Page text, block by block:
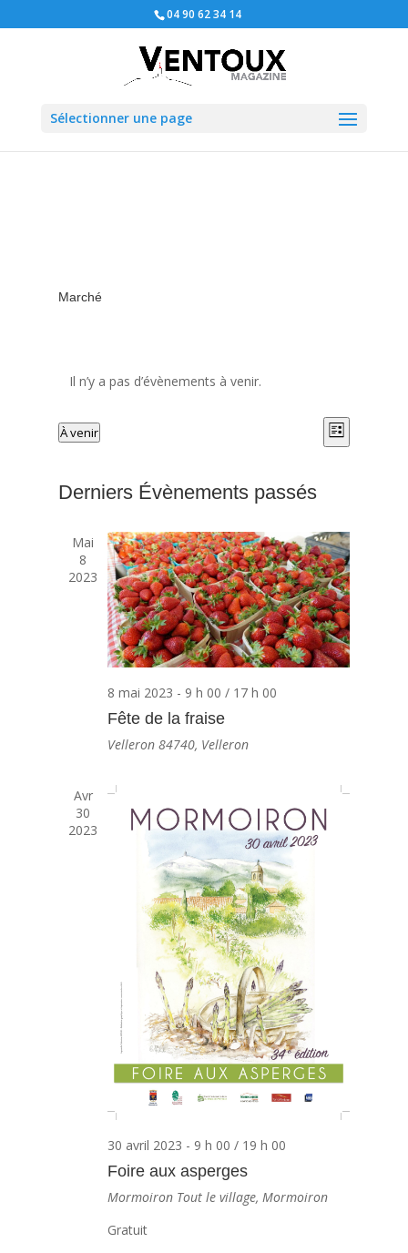
04 90 62 34 14
Sélectionner une page
Marché
Il n’y a pas d’évènements à venir.
par
de
Liste
À venir
date.
Derniers Évènements passés
Mai
8
2023
8 mai 2023 - 9 h 00 / 17 h 00
Fête de la fraise
Velleron84740, Velleron
Avr
30
2023
30 avril 2023 - 9 h 00 / 19 h 00
Foire aux asperges
Mormoiron Tout le village, Mormoiron
Gratuit